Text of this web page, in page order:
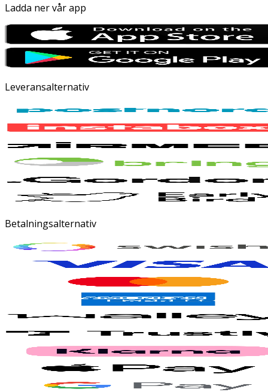
Ladda ner vår app
Leveransalternativ
Betalningsalternativ